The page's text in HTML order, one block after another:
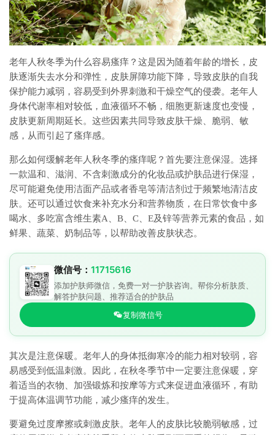
老年人秋冬季为什么容易瘙痒？这是因为随着年龄的增长，皮
肤逐渐失去水分和弹性，皮肤屏障功能下降，导致皮肤的自我
保护能力减弱，容易受到外界刺激和干燥空气的侵袭。老年人
身体代谢率相对较低，血液循环不畅，细胞更新速度也变慢，
皮肤更新周期延长。这些因素共同导致皮肤干燥、脆弱、敏
感，从而引起了瘙痒感。
那么如何缓解老年人秋冬季的瘙痒呢？首先要注意保湿。选择
一款温和、滋润、不含刺激成分的化妆品或护肤品进行保湿，
尽可能避免使用洁面产品或者香皂等清洁剂过于频繁地清洁皮
肤。还可以通过饮食来补充水分和营养物质，在日常饮食中多
喝水、多吃富含维生素A、B、C、E及锌等营养元素的食品，如
鲜果、蔬菜、奶制品等，以帮助改善皮肤状态。
微信号： 11715616
添加护肤师微信，免费一对一护肤咨询。帮你分析肤质、
解答护肤问题、推荐适合的护肤品
复制微信号
其次是注意保暖。老年人的身体抵御寒冷的能力相对较弱，容
易感受到低温刺激。因此，在秋冬季节中一定要注意保暖，穿
着适当的衣物、加强锻炼和按摩等方式来促进血液循环，有助
于提高体温调节功能，减少瘙痒的发生。
要避免过度摩擦或刺激皮肤。老年人的皮肤比较脆弱敏感，过